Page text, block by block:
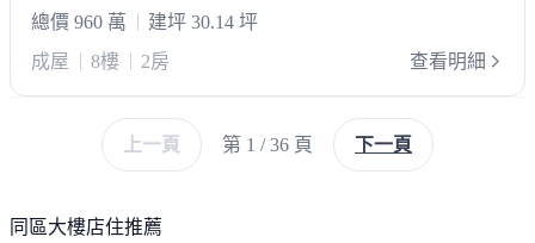
總價 960 萬
建坪 30.14 坪
成屋
8樓 2房 查看明細
上一頁 第 1 / 36 頁 下一頁
同區大樓店住推薦